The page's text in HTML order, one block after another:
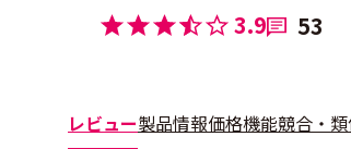
3.9 53
レビュー製品情報価格機能競合・